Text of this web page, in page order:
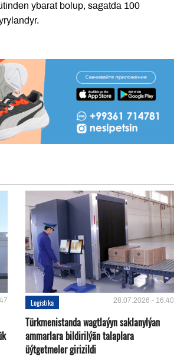
ybarat bolup, sagatda 100
Logistika 28.07.2026 - 16:40
Türkmenistanda wagtlaýyn saklanylýan
ammarlara bildirilýän talaplara
üýtgetmeler girizildi